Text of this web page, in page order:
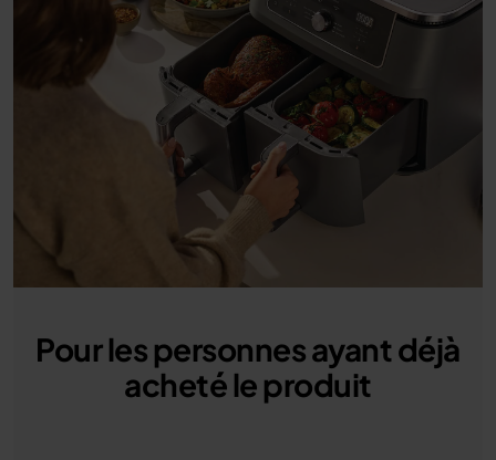
Pour les personnes ayant déjà
acheté le produit